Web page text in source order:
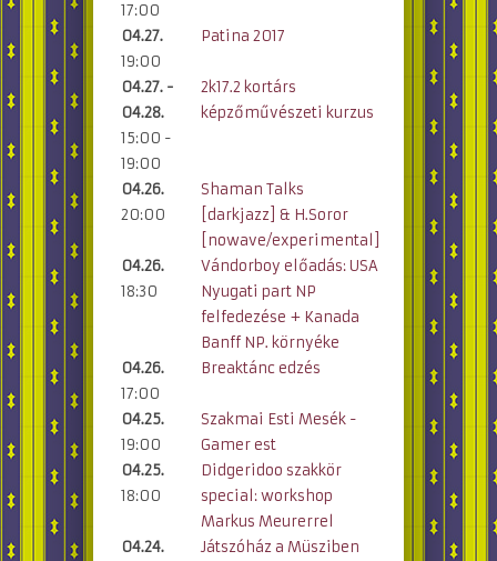
17:00
04.27.
19:00
Patina 2017
04.27. -
04.28.
15:00 -
19:00
2k17.2 kortárs
képzőművészeti kurzus
04.26.
20:00
Shaman Talks
[darkjazz] & H.Soror
[nowave/experimental]
04.26.
18:30
Vándorboy előadás: USA
Nyugati part NP
felfedezése + Kanada
Banff NP. környéke
04.26.
17:00
Breaktánc edzés
04.25.
19:00
Szakmai Esti Mesék -
Gamer est
04.25.
18:00
Didgeridoo szakkör
special: workshop
Markus Meurerrel
04.24.
Játszóház a Müsziben